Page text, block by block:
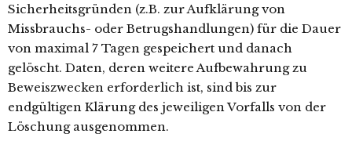
Sicherheitsgründen (z.B. zur Aufklärung von
Missbrauchs- oder Betrugshandlungen) für die Dauer
von maximal 7 Tagen gespeichert und danach
gelöscht. Daten, deren weitere Aufbewahrung zu
Beweiszwecken erforderlich ist, sind bis zur
endgültigen Klärung des jeweiligen Vorfalls von der
Löschung ausgenommen.